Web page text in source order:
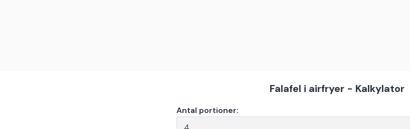
Falafel i airfryer - Kalkylator
Antal portioner: